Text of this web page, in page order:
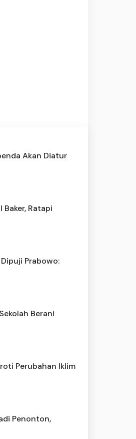
Akan Diatur
Ratapi
Prabowo:
Berani
Perubahan Iklim
Penonton,